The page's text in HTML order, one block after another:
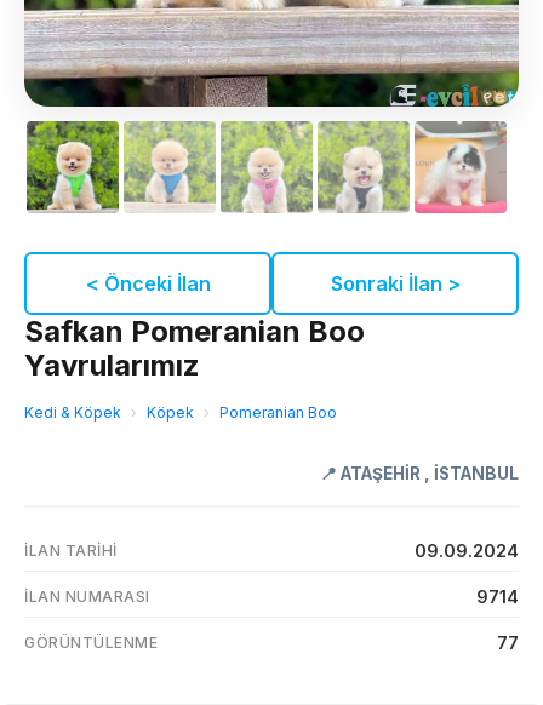
< Önceki İlan Sonraki İlan >
Safkan Pomeranian Boo
Yavrularımız
Kedi & Köpek › Köpek › Pomeranian Boo
📍 ATAŞEHİR İSTANBUL
İLAN TARIHI 09.09.2024
İLAN NUMARASI 9714
GÖRÜNTÜLENME 77